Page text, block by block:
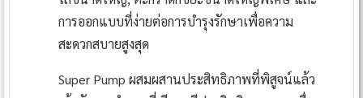
การออกแบบที่ง่ายต่อการบำรุงรักษาเพื่อความ
สะดวกสบายสูงสุด
Super Pump ผสมผสานประสิทธิภาพที่พิสูจน์แล้ว